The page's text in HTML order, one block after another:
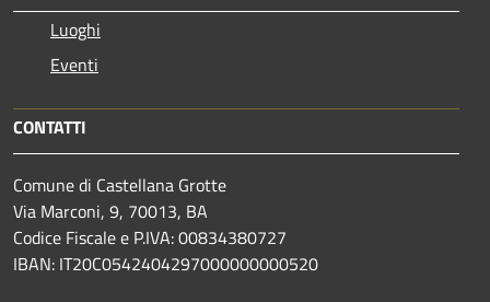
Luoghi
Eventi
CONTATTI
Comune di Castellana Grotte
Via Marconi, 9, 70013, BA
Codice Fiscale e P.IVA: 00834380727
IBAN: IT20C0542404297000000000520